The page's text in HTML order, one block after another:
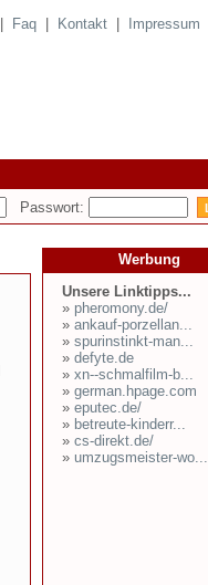
Faq Kontakt Impressum
Passwort:
Werbung
Unsere Linktipps...
» pheromony.de/
» ankauf-porzellan...
» spurinstinkt-man...
» defyte.de
» xn--schmalfilm-b...
» german.hpage.com
» eputec.de/
» betreute-kinderr...
» cs-direkt.de/
» umzugsmeister-wo...